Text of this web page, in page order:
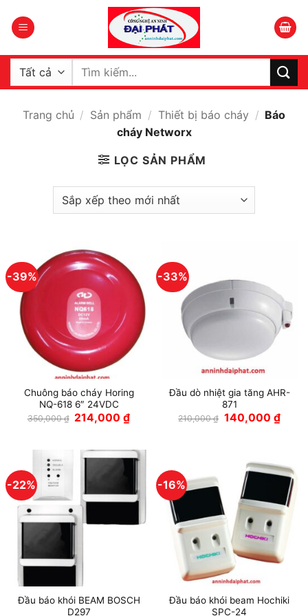
qua
dung
Tìm
Trang chủ / Sản phẩm / Thiết bị báo cháy / Báo
cháy Networx
LỌC SẢN PHẨM
-39%
Chuông báo cháy Horing
NQ-618 6″ 24VDC
350,000₫ Giá
gốc
214,000₫Giá
214,000 ₫.
-33%
Đầu dò nhiệt gia tăng AHR-
871
210,000₫ Giá
gốc
140,000 ₫Giá
hiện
-22%
Đầu báo khói BEAM BOSCH
D297
-16%
Đầu báo khói beam Hochiki
SPC-24